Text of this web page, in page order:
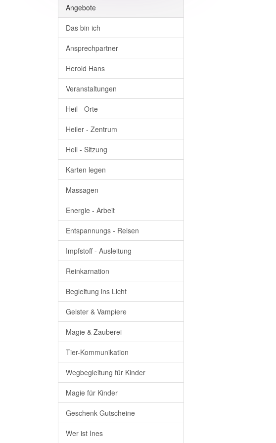
Angebote
Das bin ich
Ansprechpartner
Herold Hans
Veranstaltungen
Heil - Orte
Heiler - Zentrum
Heil - Sitzung
Karten legen
Massagen
Energie - Arbeit
Entspannungs - Reisen
Impfstoff - Ausleitung
Reinkarnation
Begleitung ins Licht
Geister & Vampiere
Magie & Zauberei
Tier-Kommunikation
Wegbegleitung für Kinder
Magie für Kinder
Geschenk Gutscheine
Wer ist Ines